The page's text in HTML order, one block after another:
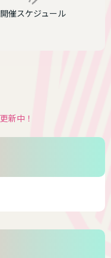
催スケジュール
新中！